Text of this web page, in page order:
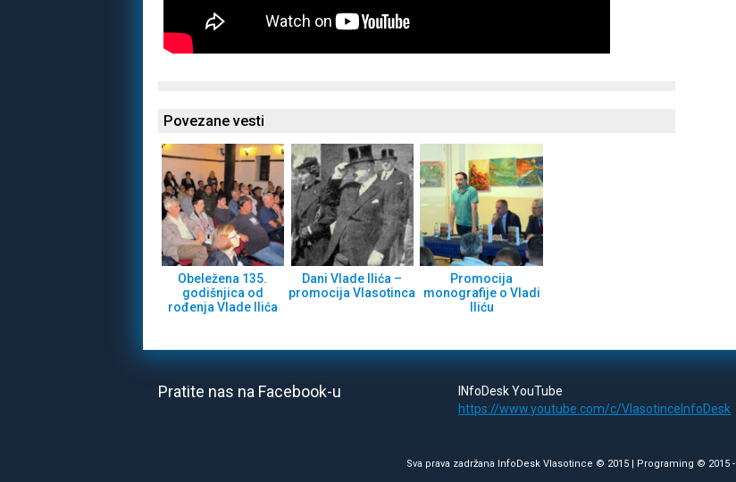
Povezane vesti
Obeležena 135.
godišnjica od
rođenja Vlade Ilića
Dani Vlade Ilića –
promocija Vlasotinca
Promocija
monografije o Vladi
Iliću
Pratite nas na Facebook-u
INfoDesk YouTube
https://www.youtube.com/c/VlasotinceInfoDesk
Sva prava zadržana InfoDesk Vlasotince © 2015 | Programing © 2015 -